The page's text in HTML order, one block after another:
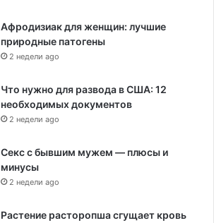
Афродизиак для женщин: лучшие
природные патогены
2 недели ago
Что нужно для развода в США: 12
необходимых документов
2 недели ago
Секс с бывшим мужем — плюсы и
минусы
2 недели ago
Растение расторопша сгущает кровь